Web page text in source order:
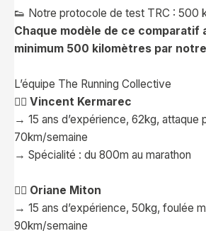
👟 Notre protocole de test TRC : 500
Chaque modèle de ce comparatif
minimum 500 kilomètres par
L’équipe The Running Collective
🏃‍♂️ Vincent Kermarec
→ 15 ans d’expérience, 62kg, attaque
70km/semaine
→ Spécialité : du 800m au marathon
🏃‍♀️ Oriane Miton
→ 15 ans d’expérience, 50kg, foulée
90km/semaine